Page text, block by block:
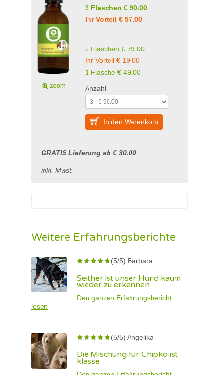
3 Flaschen € 90.00
Ihr Vorteil € 57.00
2 Flaschen € 79.00
Ihr Vorteil € 19.00
1 Flasche € 49.00
Anzahl
In den Warenkorb
GRATIS Lieferung ab € 30.00
inkl. Mwst.
Weitere Erfahrungsberichte
(5/5) Barbara
Seither ist unser Hund kaum
wieder zu erkennen
Den ganzen Erfahrungsbericht
lesen
(5/5) Angelika
Die Mischung für Chipko ist
klasse